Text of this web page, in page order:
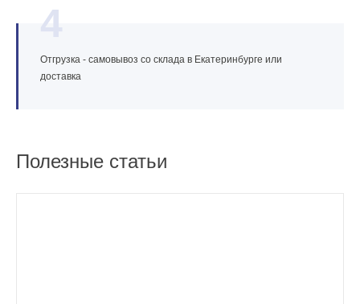
4
Отгрузка - самовывоз со склада в Екатеринбурге или
доставка
Полезные статьи